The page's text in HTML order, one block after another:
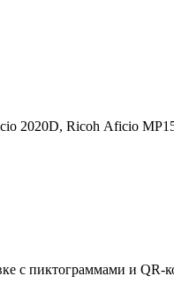
2020D, Ricoh Aficio
с пиктограммами и QR-